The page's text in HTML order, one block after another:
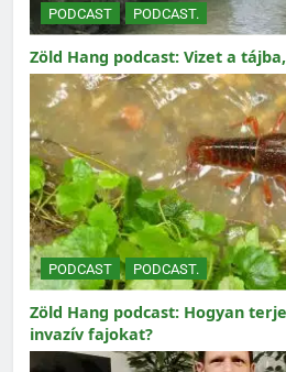
PODCAST PODCAST.
Zöld Hang podcast: Vizet a
PODCAST PODCAST.
Zöld Hang podcast: Hogyan
invazív fajokat?